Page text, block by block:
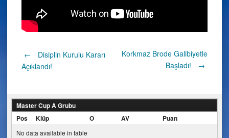
Post
←
Disiplin Kurulu Kararı
Açıklandı!
Korkmaz Brode Galibiyetle
Başladı!
→
Master Cup A Grubu
Pos
Klüp O AV Puan
No data available in table